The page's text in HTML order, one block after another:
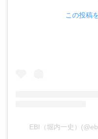
この投稿
EBI（堀内一史）